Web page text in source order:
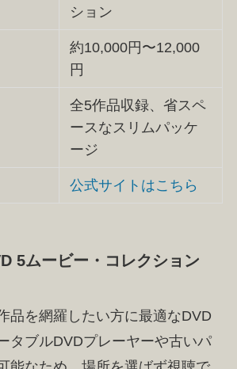
ション
約10,000円〜12,000
円
全5作品収録、省スペ
ースなスリムパッケ
ージ
公式サイトはこちら
5ムービー・コレクション
品を網羅したい方に最適なDVD
タブルDVDプレーヤーや古いパ